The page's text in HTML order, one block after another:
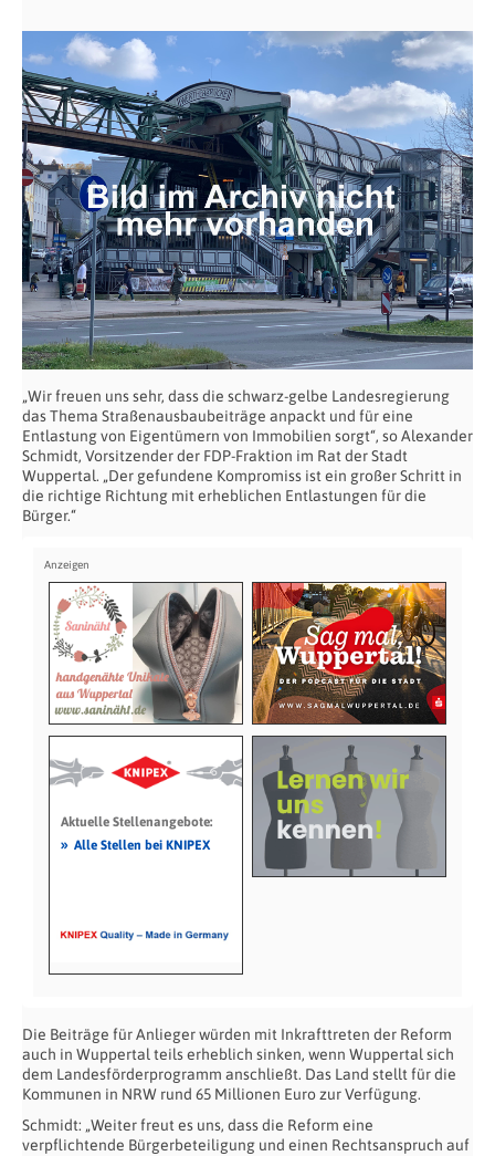
„Wir freuen uns sehr, dass die schwarz-gelbe Landesregierung
das Thema Straßenausbaubeiträge anpackt und für eine
Entlastung von Eigentümern von Immobilien sorgt“, so Alexander
Schmidt, Vorsitzender der FDP-Fraktion im Rat der Stadt
Wuppertal. „Der gefundene Kompromiss ist ein großer Schritt in
die richtige Richtung mit erheblichen Entlastungen für die
Bürger.“
Aktuelle Stellenangebote:
» Alle Stellen bei KNIPEX
Die Beiträge für Anlieger würden mit Inkrafttreten der Reform
auch in Wuppertal teils erheblich sinken, wenn Wuppertal sich
dem Landesförderprogramm anschließt. Das Land stellt für die
Kommunen in NRW rund 65 Millionen Euro zur Verfügung.
Schmidt: „Weiter freut es uns, dass die Reform eine
verpflichtende Bürgerbeteiligung und einen Rechtsanspruch auf